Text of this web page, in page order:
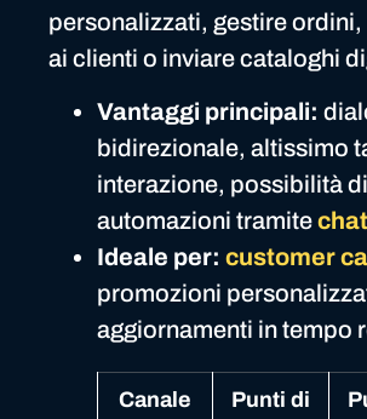
personalizzati, gestire
ai clienti o inviare cataloghi
Vantaggi principali:
bidirezionale, altissimo
interazione, possibilità di
automazioni tramite
Ideale per: customer
promozioni
aggiornamenti in tempo
Canale
Punti di